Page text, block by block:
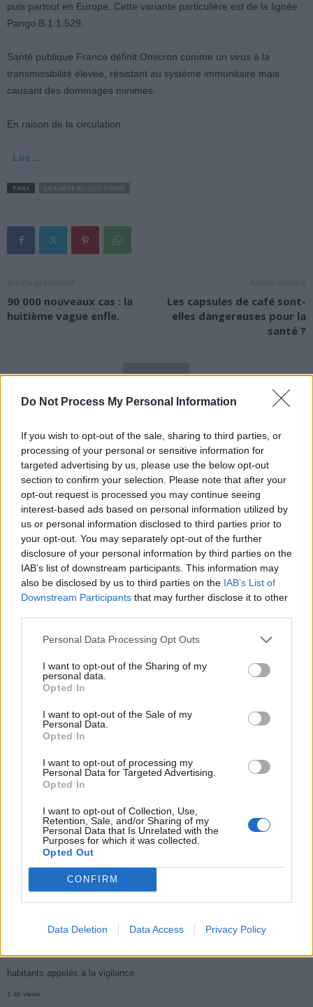
Do Not Process My Personal Information
If you wish to opt-out of the sale, sharing to third parties, or
processing of your personal or sensitive information for
targeted advertising by us, please use the below opt-out
section to confirm your selection. Please note that after your
opt-out request is processed you may continue seeing
interest-based ads based on personal information utilized by
us or personal information disclosed to third parties prior to
your opt-out. You may separately opt-out of the further
disclosure of your personal information by third parties on the
IAB’s list of downstream participants. This information may
also be disclosed by us to third parties on the IAB’s List of
Downstream Participants that may further disclose it to other
Personal Data Processing Opt Outs
I want to opt-out of the Sharing of my
personal data.
Opted In
I want to opt-out of the Sale of my
Personal Data.
Opted In
I want to opt-out of processing my
Personal Data for Targeted Advertising.
Opted In
I want to opt-out of Collection, Use,
Retention, Sale, and/or Sharing of my
Personal Data that Is Unrelated with the
Purposes for which it was collected.
Opted Out
CONFIRM
Data Deletion Data Access Privacy Policy
puis partout en Europe. Cette variante particulière est de la lignée
Pango B.1.1.529.
Santé publique France définit Omicron comme un virus à la
transmissibilité élevée, résistant au système immunitaire mais
causant des dommages minimes.
En raison de la circulation
Lire…
TAGS
90 000 nouveaux cas : la
huitième vague enfle.
Les capsules de café sont-
elles dangereuses pour la
santé ?
News Santé
https://news-sante.fr
ARTICLES CONNEXES PLUS DE L'AUTEUR
Santé
Canicule : les conseils
cardiologues pour
Santé
Éclipse du 12 août :
lunettes de sécurité
Santé
Un chewing-gum
combattre le cancer
Populaires
Médicament retiré en urgence pour risques graves et données falsifiées
Ce cancer mortel explose chez les personnes nées après 1980 : le
symptôme à repérer
Je suis cardiologue et voici le seul chocolat que je valide : c’est le
meilleur pour le cœur
1.7k views
habitants appelés à la vigilance
1.4k views